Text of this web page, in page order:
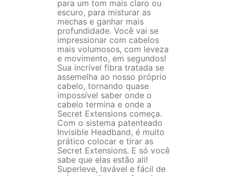
para um tom mais claro ou
escuro, para misturar as
mechas e ganhar mais
profundidade. Você vai se
impressionar com cabelos
mais volumosos, com leveza
e movimento, em segundos!
Sua incrível fibra tratada se
assemelha ao nosso próprio
cabelo, tornando quase
impossível saber onde o
cabelo termina e onde a
Secret Extensions começa.
Com o sistema patenteado
Invisible Headband, é muito
prático colocar e tirar as
Secret Extensions. E só você
sabe que elas estão ali!
Superleve, lavável e fácil de